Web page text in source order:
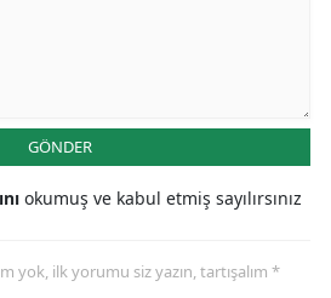
GÖNDER
okumuş ve kabul etmiş sayılırsınız
yok, ilk yorumu siz yazın, tartışalım *